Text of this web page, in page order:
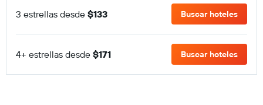
3 estrellas desde $133 Buscar hoteles
4+ estrellas desde $171 Buscar hoteles